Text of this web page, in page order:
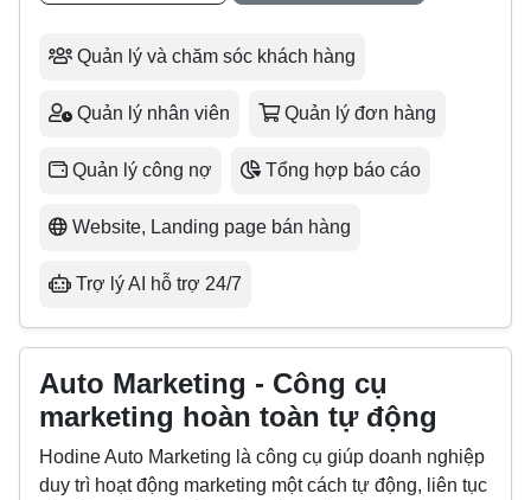
Quản lý và chăm sóc khách hàng
Quản lý nhân viên Quản lý đơn hàng
Quản lý công nợ Tổng hợp báo cáo
Website, Landing page bán hàng
Trợ lý AI hỗ trợ 24/7
Auto Marketing - Công cụ
marketing hoàn toàn tự động
Hodine Auto Marketing là công cụ giúp doanh nghiệp
duy trì hoạt động marketing một cách tự động, liên tục